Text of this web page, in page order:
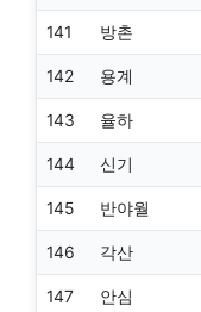
141 방촌
142 용계
143 율하
144 신기
145 반야월
146 각산
147 안심